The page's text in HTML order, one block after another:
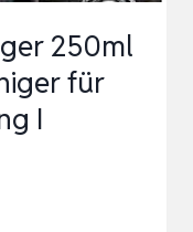
250ml
für
I